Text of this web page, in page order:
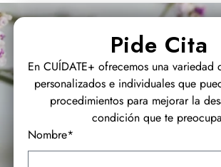
Pide Cita
En CUÍDATE+ ofrecemos una variedad
personalizados e individuales que
procedimientos para mejorar la
condición que te
Nombre*